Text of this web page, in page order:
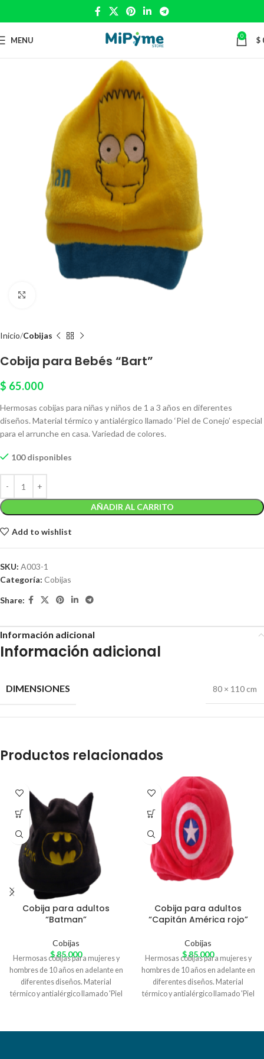
MENU 0 $
Inicio Cobijas
Cobija para Bebés “Bart”
$ 65.000
Hermosas cobijas para niñas y niños de 1 a 3 años en diferentes
diseños. Material térmico y antialérgico llamado ‘Piel de Conejo’ especial
para el arrunche en casa. Variedad de colores.
100 disponibles
AÑADIR AL CARRITO
Add to wishlist
SKU: A003-1
Categoría: Cobijas
Share:
Información adicional
Información adicional
DIMENSIONES 80 × 110 cm
Productos relacionados
Cobija para adultos
“Batman”
Cobijas
$85.000
Hermosas cobijas para mujeres y
hombres de 10 años en adelante en
diferentes diseños. Material
térmico y antialérgico llamado 'Piel
colores
Cobija para adultos
“Capitán América rojo”
Cobijas
$85.000
Hermosas cobijas para mujeres y
hombres de 10 años en adelante en
diferentes diseños. Material
térmico y antialérgico llamado 'Piel
colores